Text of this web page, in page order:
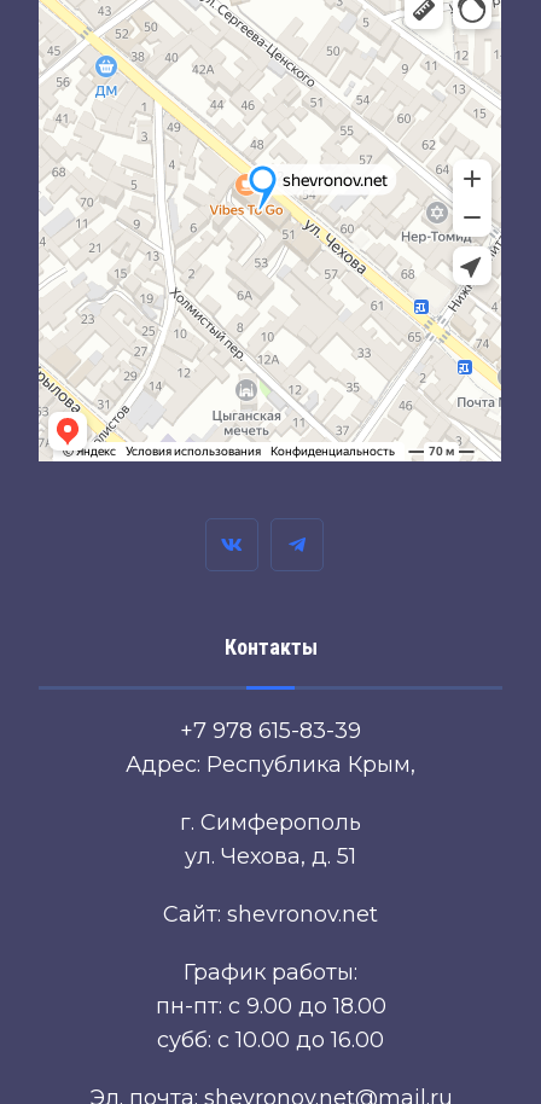
Контакты
+7 978 615-83-39
Адрес: Республика Крым,
г. Симферополь
ул. Чехова, д. 51
Сайт: shevronov.net
График работы:
пн-пт: с 9.00 до 18.00
субб: с 10.00 до 16.00
Эл. почта: shevronov.net@mail.ru